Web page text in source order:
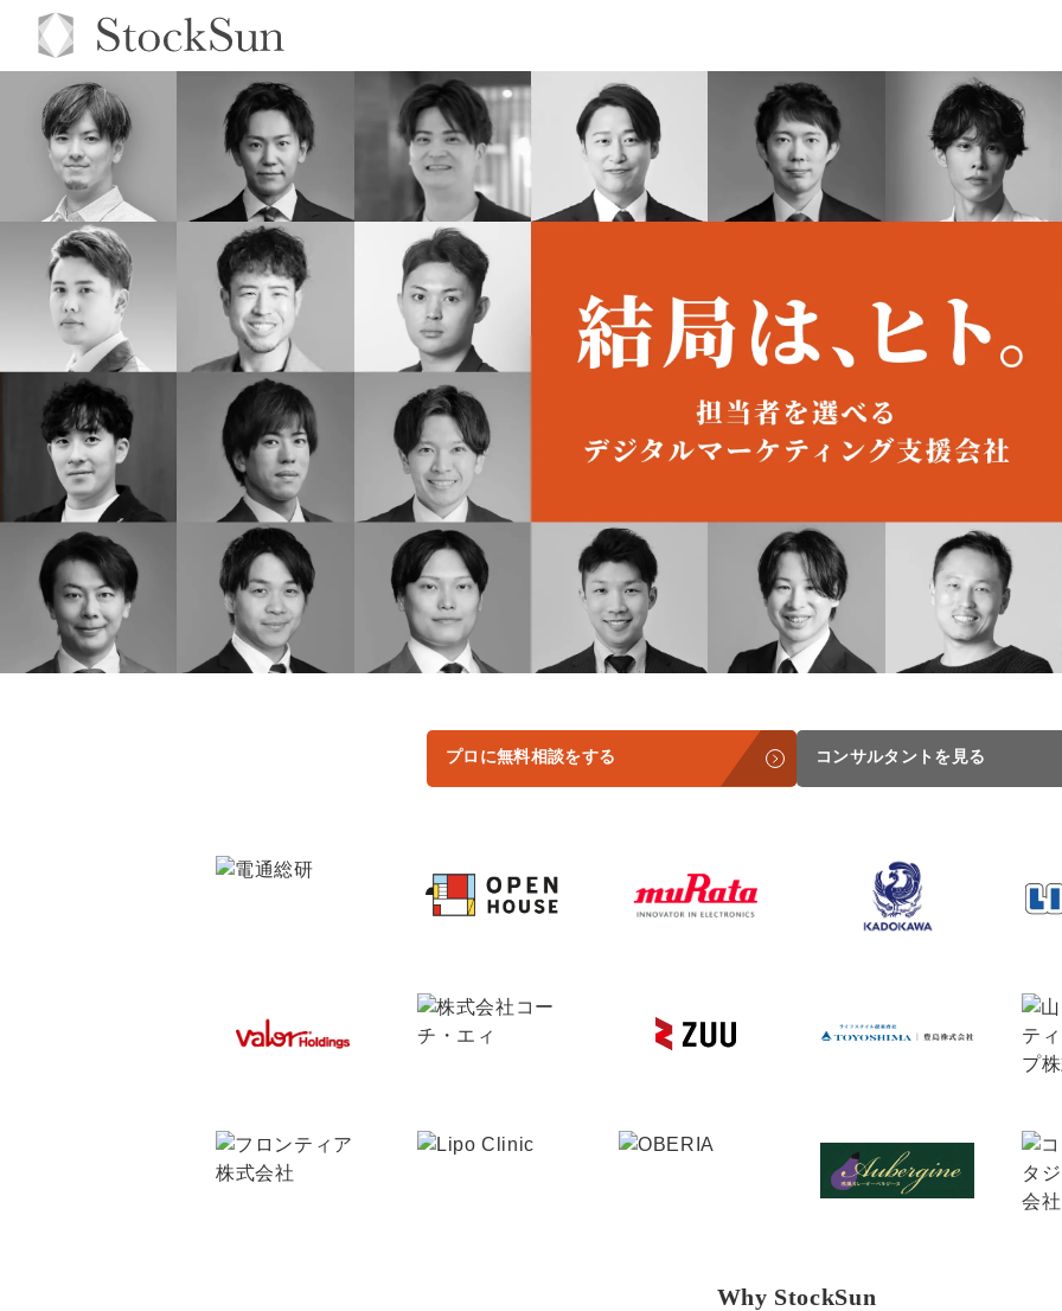
BPO支援
オリジナルサービス
お役立ち資料
オンラインサロン
年収エージェント
会社概要・役員紹介
ミッション・ビジョン・バリュー
取締役メッセージ（株本祐己）
動画ディレクター
カスタマーサクセスマネージャー
Featured Contents
プロに無料相談をする コンサルタントを見る
Why StockSun